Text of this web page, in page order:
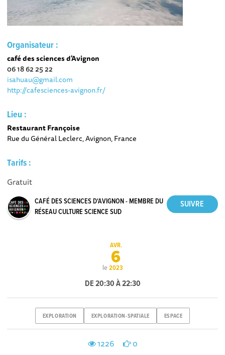
Organisateur :
café des sciences d'Avignon
06 18 62 25 22
isahuau@gmail.com
http://cafesciences-avignon.fr/
Lieu :
Restaurant Françoise
Rue du Général Leclerc, Avignon, France
Tarifs :
Gratuit
CAFÉ DES SCIENCES D'AVIGNON - MEMBRE DU
RÉSEAU CULTURE SCIENCE SUD
le
AVR.
6
2023
DE 20:30 À 22:30
EXPLORATION EXPLORATION-SPATIALE ESPACE
1226 0